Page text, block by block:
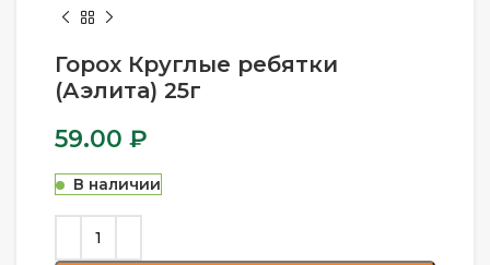
Горох Круглые ребятки
(Аэлита) 25г
59.00 ₽
В наличии